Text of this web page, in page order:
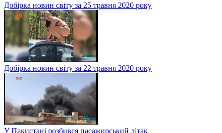
Добірка новин світу за 25 травня 2020 року
Добірка новин світу за 22 травня 2020 року
У Пакистані розбився пасажирський літак